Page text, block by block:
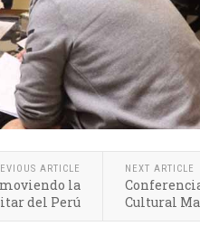
ARTICLE
la
del Perú
NEXT ARTICLE
Cultural